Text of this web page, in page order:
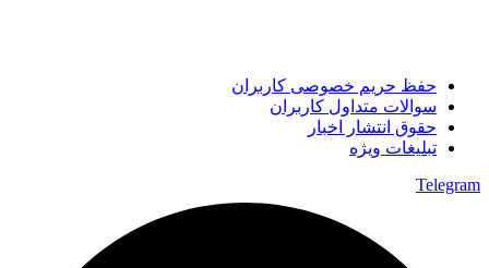
حفظ حریم خصوصی کاربران
سوالات متداول کاربران
حقوق انتشار اخبار
تبلیغات ویژه
Telegram